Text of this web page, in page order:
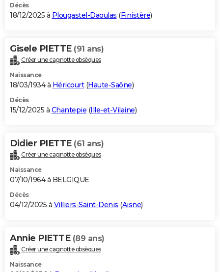
Décès
18/12/2025 à Plougastel-Daoulas (Finistère)
Gisele PIETTE (91 ans)
Créer une cagnotte obsèques
Naissance
18/03/1934 à Héricourt(Haute-Saône)
Décès
15/12/2025 à Chantepie (Ille-et-Vilaine)
Didier PIETTE (61 ans)
Créer une cagnotte obsèques
Naissance
07/10/1964 à BELGIQUE
Décès
04/12/2025 à Villiers-Saint-Denis (Aisne)
Annie PIETTE (89 ans)
Créer une cagnotte obsèques
Naissance